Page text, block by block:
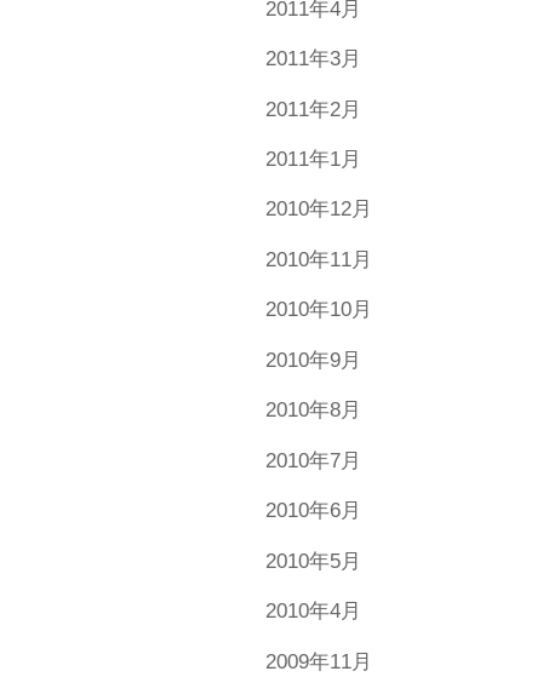
2011年4月
2011年3月
2011年2月
2011年1月
2010年12月
2010年11月
2010年10月
2010年9月
2010年8月
2010年7月
2010年6月
2010年5月
2010年4月
2009年11月